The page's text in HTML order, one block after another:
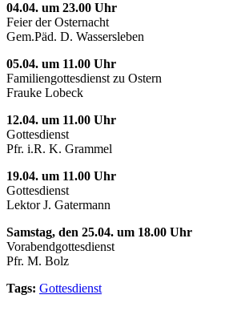
04.04. um 23.00 Uhr
Feier der Osternacht
Gem.Päd. D. Wassersleben
05.04. um 11.00 Uhr
Familiengottesdienst zu Ostern
Frauke Lobeck
12.04. um 11.00 Uhr
Gottesdienst
Pfr. i.R. K. Grammel
19.04. um 11.00 Uhr
Gottesdienst
Lektor J. Gatermann
Samstag, den 25.04. um 18.00 Uhr
Vorabendgottesdienst
Pfr. M. Bolz
Tags: Gottesdienst